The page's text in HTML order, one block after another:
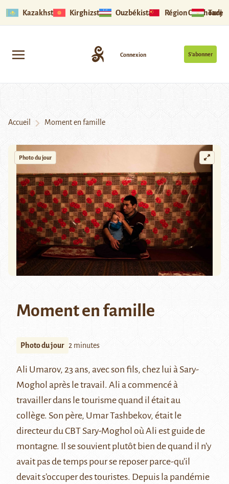
Kazakhstan Kirghizstan Ouzbékistan Région Ouïghoure
S’abonner
Connexion
Accueil Moment en famille
Photo du jour
Moment en famille
Photo du jour 2 minutes
Ali Umarov, 23 ans, avec son fils, chez lui à Sary-
Moghol après le travail. Ali a commencé à
travailler dans le tourisme quand il était au
collège. Son père, Umar Tashbekov, était le
directeur duCBT Sary-Moghol où Ali est guide de
montagne. Il se souvient plutôt bien de quand il n’y
avait pas de temps pour se reposer parce-qu’il
devait s’occuper des touristes. Depuis la pandémie